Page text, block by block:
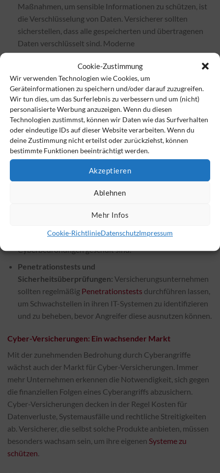
Cookie-Zustimmung
Wir verwenden Technologien wie Cookies, um
Geräteinformationen zu speichern und/oder darauf zuzugreifen.
Wir tun dies, um das Surferlebnis zu verbessern und um (nicht)
personalisierte Werbung anzuzeigen. Wenn du diesen
Technologien zustimmst, können wir Daten wie das Surfverhalten
oder eindeutige IDs auf dieser Website verarbeiten. Wenn du
deine Zustimmung nicht erteilst oder zurückziehst, können
bestimmte Funktionen beeinträchtigt werden.
Akzeptieren
Ablehnen
Mehr Infos
Cookie-RichtlinieDatenschutzImpressum
Maßnahmen, um sensible Informationen zu schützen, ist
die Verschlüsselung von Daten. Versicherer sollten
sicherstellen, dass alle gespeicherten und übertragenen
Daten verschlüsselt sind. Moderne
Verschlüsselungstechnologien stellen sicher, dass Daten
selbst dann geschützt sind, wenn sie von
Cyberkriminellen abgefangen werden.
Zwei-Faktor-Authentifizierung (2FA):Die Einführung
einer Zwei-Faktor-Authentifizierung erhöht die
Sicherheit von Kundenkonten erheblich. Laut
demVerizon Data Breach Investigations Report
2021können bis zu 80 % der Phishing-Angriffe durch den
Einsatz von 2FA verhindert werden.
Mitarbeiterschulungen:Oft sind die eigenen Mitarbeiter
Sensibilisierungsprogramme sind entscheidend, um das
sicherzustellen, dass Mitarbeiter im Umgang mit
Cyberbedrohungen geschult sind.
Penetrationstests und
Sicherheitsüberprüfungen: Versicherungsunternehmen
sollten regelmäßig Penetrationstests durchführen lassen,
um Schwachstellen in ihren IT-Systemen zu identifizieren
und zu beheben, bevor Angreifer diese ausnutzen können.
Cyber-Versicherungen: Ein wachsender Markt
Mit der zunehmenden Bedrohung durch Cyberangriffe
wächst auch der Markt für Cyber-Versicherungen. Immer
mehr Unternehmen erkennen die Notwendigkeit, sich gegen
die finanziellen Folgen eines Cyberangriffs abzusichern.
Cyber-Versicherungen decken in der Regel Kosten für
Datenverluste, Systemausfälle und rechtliche Streitigkeiten
ab. Versicherer, die selbst solche Produkte anbieten, müssen
besonders wachsam sein, um ihre eigenen Systeme zu
schützen.